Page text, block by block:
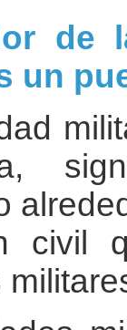
de
un
civil